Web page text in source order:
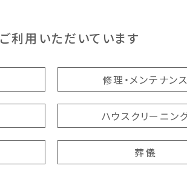
ご利用いただいています
修理・メンテナン
ハウスクリーニン
葬儀